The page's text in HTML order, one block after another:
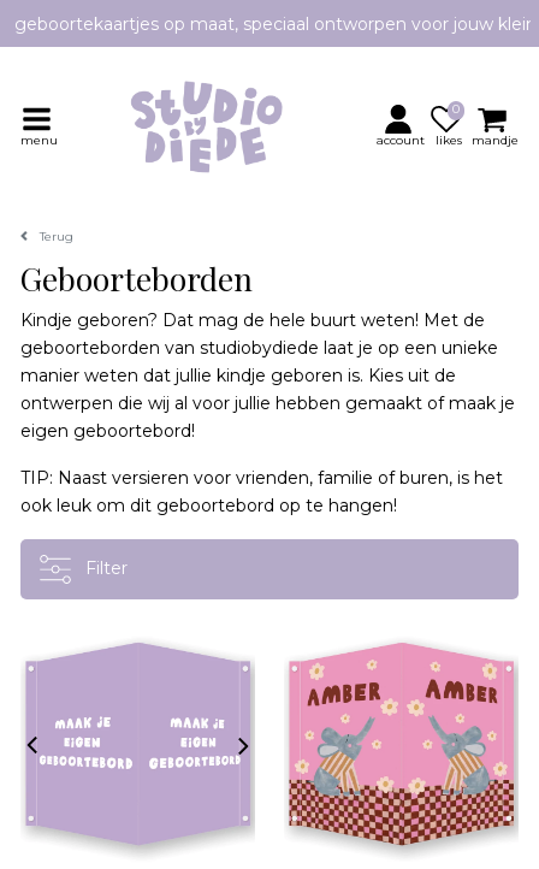
geboortekaartjes op maat, speciaal ontworpen voor jouw
Persoonlijk contact en advies
menu account likes
0
mandje
Terug
Geboorteborden
Kindje geboren? Dat mag de hele buurt weten! Met de
geboorteborden van studiobydiede laat je op een unieke
manier weten dat jullie kindje geboren is. Kies uit de
ontwerpen die wij al voor jullie hebben gemaakt of maak je
eigen geboortebord!
TIP: Naast versieren voor vrienden, familie of buren, is het
ook leuk om dit geboortebord op te hangen!
Filter